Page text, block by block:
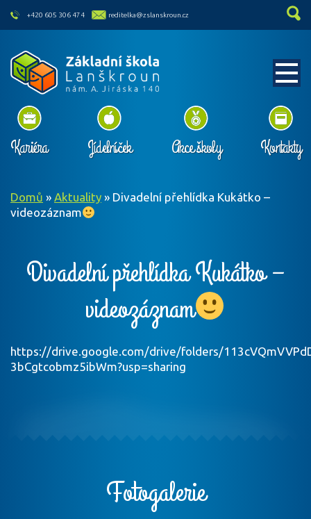
skip to main content
+420 605 306 474 reditelka@zslanskroun.cz
Kariéra Jídelníček Akce školy Kontakty
Domů » Aktuality » Divadelní přehlídka Kukátko –
videozáznam
Divadelní přehlídka Kukátko –
videozáznam
https://drive.google.com/drive/folders/
3bCgtcobmz5ibWm?usp=sharing
Fotogalerie